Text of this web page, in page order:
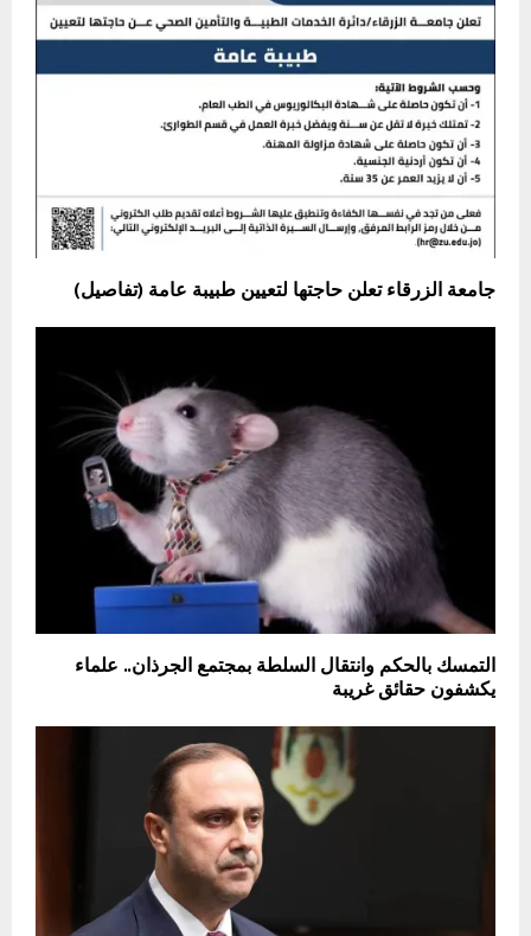
جامعة الزرقاء تعلن حاجتها لتعيين طبيبة عامة (تفاصيل)
التمسك بالحكم وانتقال السلطة بمجتمع الجرذان.. علماء
يكشفون حقائق غريبة